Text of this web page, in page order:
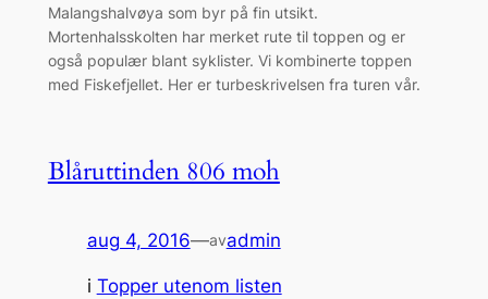
Malangshalvøya som byr på fin utsikt.
Mortenhalsskolten har merket rute til toppen og er
også populær blant syklister. Vi kombinerte toppen
med Fiskefjellet. Her er turbeskrivelsen fra turen vår.
Blåruttinden 806 moh
aug 4, 2016—avadmin
i Topper utenom listen